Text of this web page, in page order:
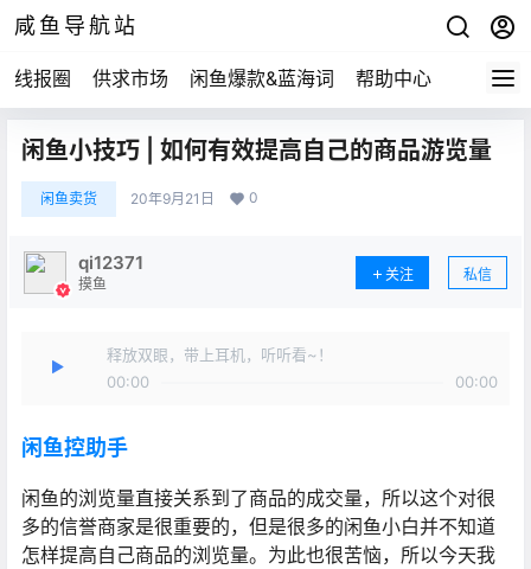
咸鱼导航站
线报圈 供求市场 闲鱼爆款&蓝海词 帮助中心
闲鱼小技巧 | 如何有效提高自己的商品游览量
闲鱼卖货 20年9月21日 0
qi12371
摸鱼
关注 私信
释放双眼，带上耳机，听听看~！
00:00
00:00
闲鱼控助手
闲鱼的浏览量直接关系到了商品的成交量，所以这个对很
多的信誉商家是很重要的，但是很多的闲鱼小白并不知道
怎样提高自己商品的浏览量。为此也很苦恼，所以今天我